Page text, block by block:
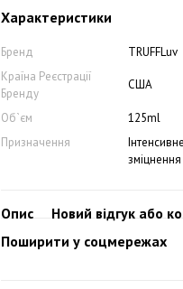
Характеристики
Бренд
TRUFFLuv
Країна Реєстрації
Бренду
США
Об`єм
125ml
Призначення
Опис
Новий відгук або
Поширити у соцмережах